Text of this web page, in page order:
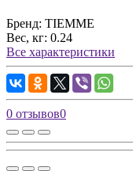
Бренд: TIEMME
Вес, кг: 0.24
Все характеристики
0 отзывов0